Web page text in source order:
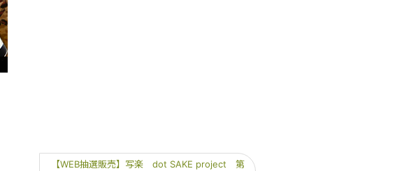
【WEB抽選販売】写楽 dot SAKE project 第